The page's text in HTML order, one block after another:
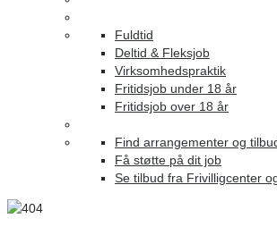
Fuldtid
Deltid & Fleksjob
Virksomhedspraktik
Fritidsjob under 18 år
Fritidsjob over 18 år
Find arrangementer og
Få støtte på dit job
Se tilbud fra Frivilligcenter